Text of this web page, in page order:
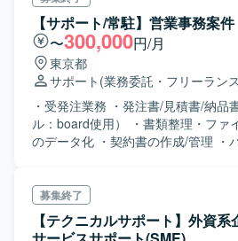
す。
【サポート/常駐】営業事務案件
〜300,000円/月
東京都
サポート (業務委託・フリーラン
・受発注業務 ・発注書/見積書/納品
ル：board使用） ・書類整理・ファ
のデータ化 ・契約書の作成/管理 ・
募集終了
【テクニカルサポート】外資